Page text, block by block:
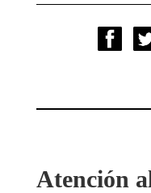
Atención